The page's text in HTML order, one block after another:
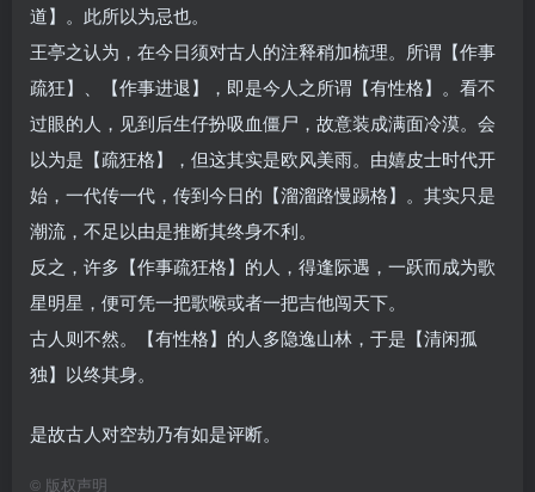
道】。此所以为忌也。
王亭之认为，在今日须对古人的注释稍加梳理。所谓【作事
疏狂】、【作事进退】，即是今人之所谓【有性格】。看不
过眼的人，见到后生仔扮吸血僵尸，故意装成满面冷漠。会
以为是【疏狂格】，但这其实是欧风美雨。由嬉皮士时代开
始，一代传一代，传到今日的【溜溜路慢踢格】。其实只是
潮流，不足以由是推断其终身不利。
反之，许多【作事疏狂格】的人，得逢际遇，一跃而成为歌
星明星，便可凭一把歌喉或者一把吉他闯天下。
古人则不然。【有性格】的人多隐逸山林，于是【清闲孤
独】以终其身。
是故古人对空劫乃有如是评断。
© 版权声明